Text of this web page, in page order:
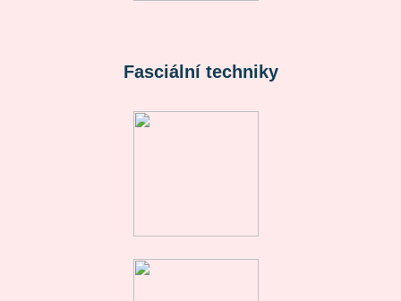
Fasciální techniky